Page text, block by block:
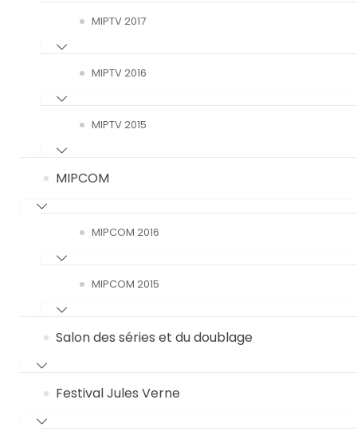
MIPTV 2017
MIPTV 2016
MIPTV 2015
MIPCOM
MIPCOM 2016
MIPCOM 2015
Salon des séries et du doublage
Festival Jules Verne